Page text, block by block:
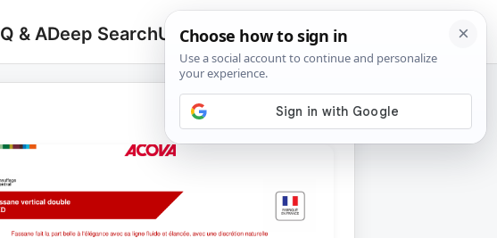
Q & ADeep SearchUpload
Search
for:
🔍